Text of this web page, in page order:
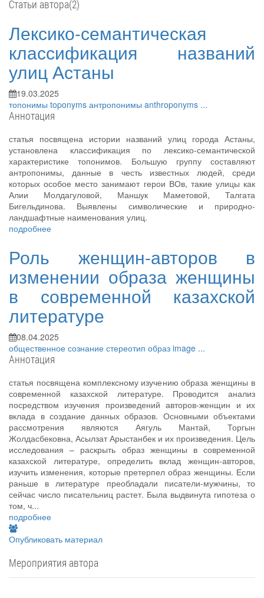
Статьи автора(2)
Лексико-семантическая
классификация названий
улиц Астаны
19.03.2025
топонимы toponyms антропонимы anthroponyms ...
Аннотация
статья посвящена истории названий улиц города Астаны,
установлена классификация по лексико-семантической
характеристике топонимов. Большую группу составляют
антропонимы, данные в честь известных людей, среди
которых особое место занимают герои ВОв, такие улицы как
Алии Молдагуловой, Маншук Маметовой, Талгата
Бигельдинова. Выявлены символические и природно-
ландшафтные наименования улиц.
подробнее
Роль женщин-авторов в
изменении образа женщины
в современной казахской
литературе
08.04.2025
общественное сознание стереотип образ image ...
Аннотация
статья посвящена комплексному изучению образа женщины в
современной казахской литературе. Проводится анализ
посредством изучения произведений авторов-женщин и их
вклада в создание данных образов. Основными объектами
рассмотрения являются Аягуль Мантай, Торгын
Жолдасбековна, Асылзат Арыстанбек и их произведения. Цель
исследования – раскрыть образ женщины в современной
казахской литературе, определить вклад женщин-авторов,
изучить изменения, которые претерпел образ женщины. Если
раньше в литературе преобладали писатели-мужчины, то
сейчас число писательниц растет. Была выдвинута гипотеза о
том, ч...
подробнее
Опубликовать материал
Мероприятия автора